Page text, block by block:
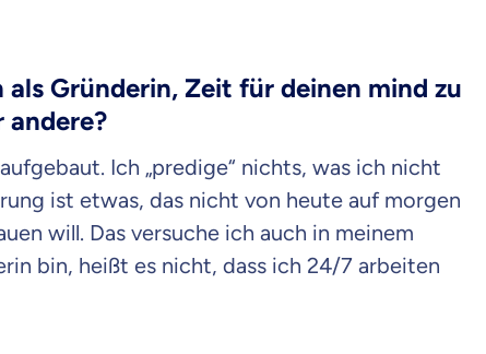
Gründerin, Zeit für deinen mind zu
andere?
Ich „predige“ nichts, was ich nicht
ist etwas, das nicht von heute auf morgen
will. Das versuche ich auch in meinem
bin, heißt es nicht, dass ich 24/7 arbeiten